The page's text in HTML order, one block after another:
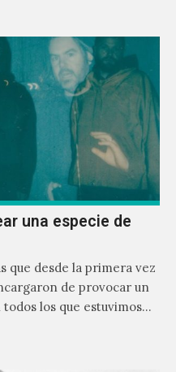
una especie de
que desde la primera vez
de provocar un
los que estuvimos